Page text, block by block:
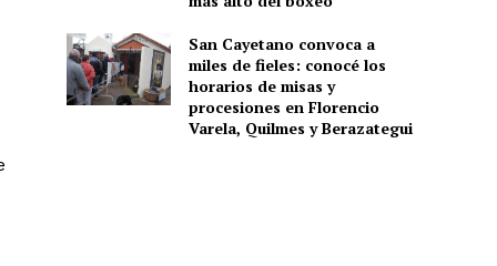
San Cayetano convoca a
miles de fieles: conocé los
horarios de misas y
procesiones en Florencio
Varela, Quilmes y Berazategui